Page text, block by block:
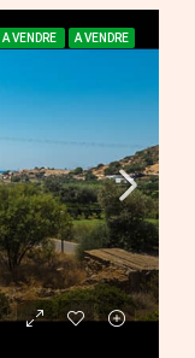
A VENDRE A VENDRE